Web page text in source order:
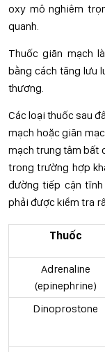
oxy mô nghiêm
quanh.
Thuốc giãn mạch
bằng cách tăng lưu
thương.
Các loại thuốc sau
mạch hoặc giãn
mạch trung tâm bất
trong trường hợp
đường tiếp cận
phải được kiểm tra
Thuốc
Adrenaline
(epinephrine)
Dinoprostone